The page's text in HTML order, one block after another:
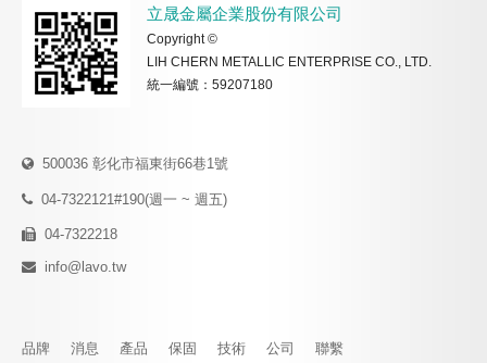
立晟金屬企業股份有限公司
Copyright ©
LIH CHERN METALLIC ENTERPRISE CO., LTD.
統一編號：59207180
500036 彰化市福東街66巷1號
04-7322121#190(週一 ~ 週五)
04-7322218
info@lavo.tw
品牌 消息 產品 保固 技術 公司 聯繫